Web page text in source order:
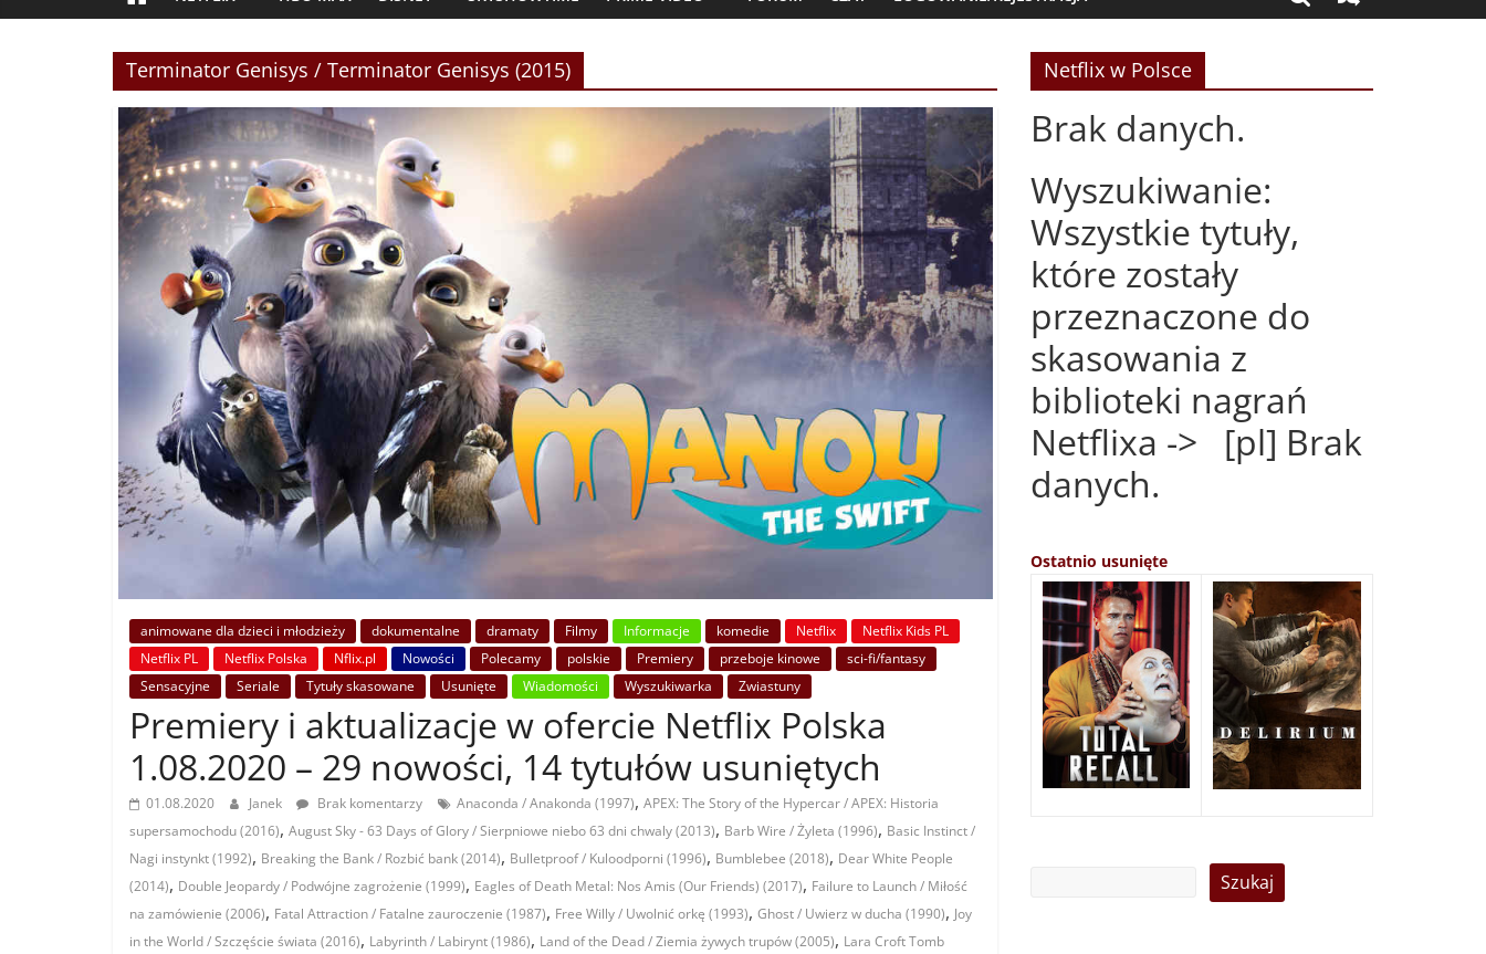
Terminator Genisys / Terminator Genisys (2015)
animowane dla dzieci i młodzieży dokumentalne dramaty Filmy Informacje komedie Netflix
Netflix Kids PL
Netflix PL
Netflix Polska Nflix.pl Nowości Polecamy polskie Premiery przeboje kinowe
sci-fi/fantasy
Sensacyjne
Seriale Tytuły skasowane Usunięte Wiadomości Wyszukiwarka Zwiastuny
Premiery i aktualizacje w ofercie Netflix Polska
1.08.2020 – 29 nowości, 14 tytułów usuniętych
01.08.2020 Janek Brak komentarzy Anaconda / Anakonda (1997), APEX: The Story of the Hypercar / APEX: Historia
supersamochodu (2016), August Sky - 63 Days of Glory / Sierpniowe niebo 63 dni chwaly (2013), Barb Wire / Żyleta (1996), Basic Instinct /
Nagi instynkt (1992), Breaking the Bank / Rozbić bank (2014), Bulletproof / Kuloodporni (1996), Bumblebee (2018), Dear White People
(2014), Double Jeopardy / Podwójne zagrożenie (1999), Eagles of Death Metal: Nos Amis (Our Friends) (2017), Failure to Launch / Miłość
na zamówienie (2006), Fatal Attraction / Fatalne zauroczenie (1987), Free Willy / Uwolnić orkę (1993), Ghost / Uwierz w ducha (1990), Joy
in the World / Szczęście świata (2016), Labyrinth / Labirynt (1986), Land of the Dead / Ziemia żywych trupów (2005), Lara Croft Tomb
Netflix w Polsce
Brak danych.
Wyszukiwanie:
Wszystkie tytuły,
które zostały
przeznaczone do
skasowania z
biblioteki nagrań
Netflixa -> [pl] Brak
danych.
Ostatnio usunięte